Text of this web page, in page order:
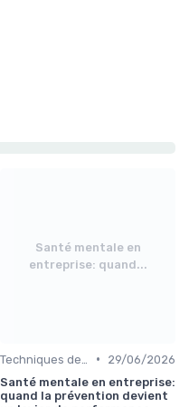
Santé mentale en
entreprise: quand...
•
29/06/2026
Santé mentale en entreprise:
quand la prévention devient